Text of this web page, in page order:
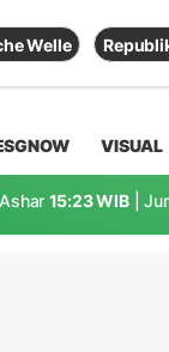
Welle
VISUAL
Ashar 15:23 WIB |